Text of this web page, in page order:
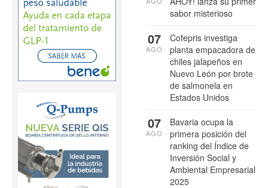
sabor misterioso
Cofepris investiga
planta empacadora de
chiles jalapeños en
Nuevo León por brote
de salmonela en
Estados Unidos
07
AGO
Bavaria ocupa la
primera posición del
ranking del Índice de
Inversión Social y
Ambiental Empresarial
2025
07
AGO